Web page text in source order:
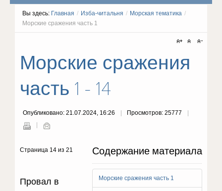
Вы здесь: Главная / Изба-читальня / Морская тематика /
Морские сражения часть 1
Морские сражения
часть 1 - 14
Опубликовано: 21.07.2024, 16:26 Просмотров: 25777
Содержание материала
Морские сражения часть 1
Страница 14 из 21
Провал в